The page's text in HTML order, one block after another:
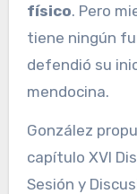
físico. Pero
tiene ningún
defendió su
mendocina.
González
capítulo XVI
Sesión y